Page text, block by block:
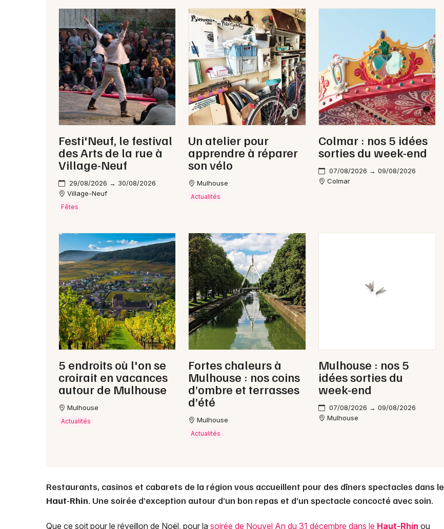
Actus tourisme & loisirs
Restaurants
Choisir mes départements
Festi'Neuf, le festival
des Arts de la rue à
Village-Neuf
29/08/2026 → 30/08/2026
Village-Neuf
Fêtes
Un atelier pour
apprendre à réparer
son vélo
Mulhouse
Actualités
Colmar : nos 5 idées
sorties du week-end
07/08/2026 → 09/08/2026
Colmar
5 endroits où l'on se
croirait en vacances
autour de Mulhouse
Mulhouse
Actualités
Fortes chaleurs à
Mulhouse : nos coins
d’ombre et terrasses
d’été
Mulhouse
Actualités
Mulhouse : nos 5
idées sorties du
week-end
07/08/2026 → 09/08/2026
Mulhouse
Restaurants, casinos et cabarets de la région vous accueillent pour des dîners spectacles dans le
Haut-Rhin. Une soirée d’exception autour d’un bon repas et d’un spectacle concocté avec soin.
Que ce soit pour le réveillon de Noël, pour la soirée de Nouvel An du 31 décembre dans le Haut-Rhin ou